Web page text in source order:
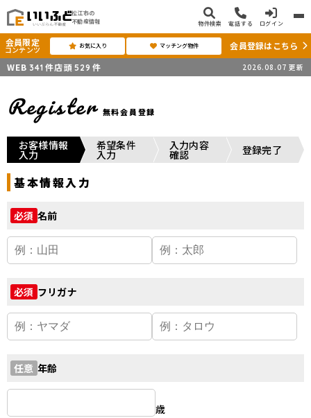
松江市の
不動産情報
物件検索 電話する ログイン
会員限定
コンテンツ お気に入り マッチング物件
会員登録はこちら
WEB 341 件店頭 529 件 2026.08.07 更新
Register 無料会員登録
お客様情報
入力
希望条件
入力
入力内容
確認 登録完了
基本情報入力
必須 名前
必須 フリガナ
任意 年齢
歳